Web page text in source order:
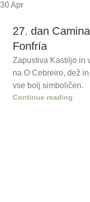
30Apr
27. dan
Fonfría
Zapustiva Kastiljo in
na O Cebreiro, dež
vse bolj simboličen.
Continue reading